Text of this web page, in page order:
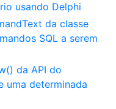
usando Delphi
da classe
SQL a serem
da API do
uma determinada